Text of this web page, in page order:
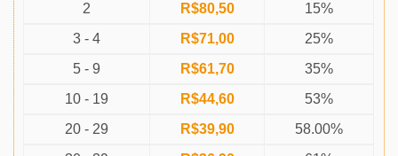
2
R$80,50
15%
3 - 4
R$71,00
25%
5 - 9
R$61,70
35%
10 - 19
R$44,60
53%
20 - 29
R$39,90
58.00%